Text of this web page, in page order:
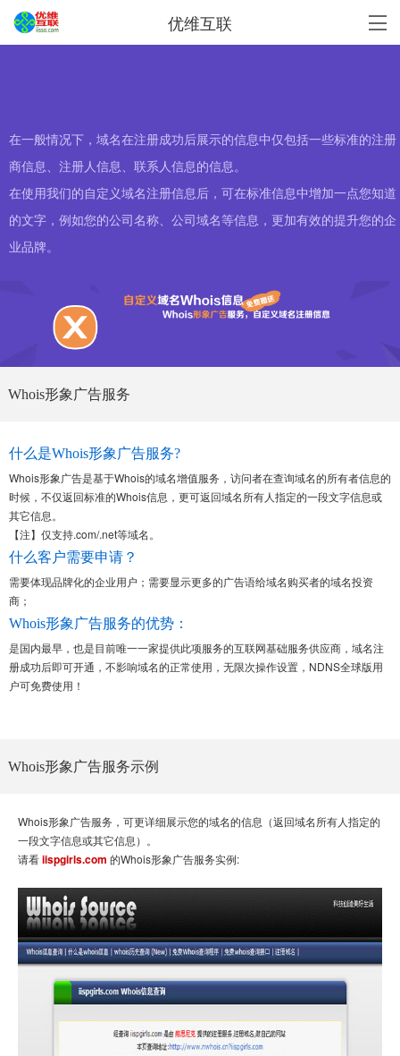
优维互联
在一般情况下，域名在注册成功后展示的信息中仅包括一些标准的注册
商信息、注册人信息、联系人信息的信息。
在使用我们的自定义域名注册信息后，可在标准信息中增加一点您知道
的文字，例如您的公司名称、公司域名等信息，更加有效的提升您的企
业品牌。
Whois形象广告服务
什么是Whois形象广告服务?
Whois形象广告是基于Whois的域名增值服务，访问者在查询域名的所有者信息的
时候，不仅返回标准的Whois信息，更可返回域名所有人指定的一段文字信息或
其它信息。
【注】仅支持.com/.net等域名。
什么客户需要申请？
需要体现品牌化的企业用户；需要显示更多的广告语给域名购买者的域名投资
商；
Whois形象广告服务的优势：
是国内最早，也是目前唯一一家提供此项服务的互联网基础服务供应商，域名注
册成功后即可开通，不影响域名的正常使用，无限次操作设置，NDNS全球版用
户可免费使用！
Whois形象广告服务示例
Whois形象广告服务，可更详细展示您的域名的信息（返回域名所有人指定的
一段文字信息或其它信息）。
请看iispgirls.com 的Whois形象广告服务实例: